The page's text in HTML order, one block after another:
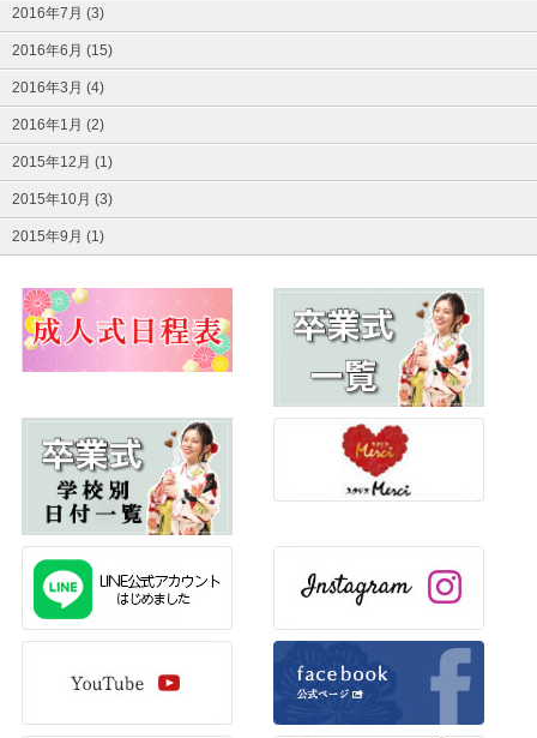
2016年7月 (3)
2016年6月 (15)
2016年3月 (4)
2016年1月 (2)
2015年12月 (1)
2015年10月 (3)
2015年9月 (1)